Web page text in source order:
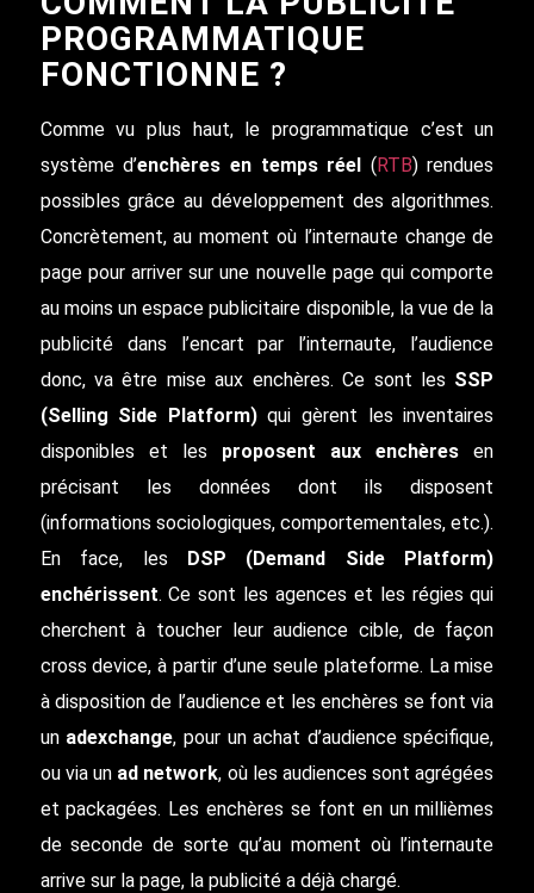
PROGRAMMATIQUE
FONCTIONNE ?
Comme vu plus haut, le programmatique c’est un
système d’enchères en temps réel ( RTB) rendues
possibles grâce au développement des algorithmes.
Concrètement, au moment où l’internaute change de
page pour arriver sur une nouvelle page qui comporte
au moins un espace publicitaire disponible, la vue de la
publicité dans l’encart par l’internaute, l’audience
donc, va être mise aux enchères. Ce sont les SSP
(Selling Side Platform)qui gèrent les inventaires
disponibles et les proposent aux enchères en
précisant les données dont ils disposent
(informations sociologiques, comportementales, etc.).
En face, les
DSP (Demand Side Platform)
enchérissent. Ce sont les agences et les régies qui
cherchent à toucher leur audience cible, de façon
cross device, à partir d’une seule plateforme. La mise
à disposition de l’audience et les enchères se font via
un adexchange, pour un achat d’audience spécifique,
ou via un ad network, où les audiences sont agrégées
et packagées. Les enchères se font en un millièmes
de seconde de sorte qu’au moment où l’internaute
arrive sur la page, la publicité a déjà chargé.